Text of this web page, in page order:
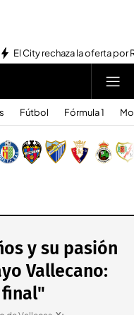
El City rechaza la oferta por
Fútbol Fórmula 1
y su pasión
Vallecano: